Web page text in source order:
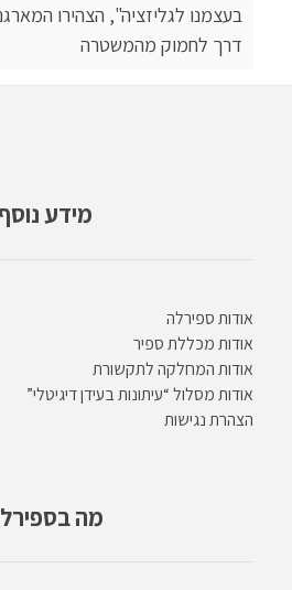
בעצמנו לגליזציה", הצהירו
דרך לחמוק מהמשטרה
מידע נוסף
אודות ספירלה
אודות מכללת ספיר
אודות המחלקה לתקשורת
אודות מסלול “עיתונות בעידן דיגיטלי”
הצהרת נגישות
מה